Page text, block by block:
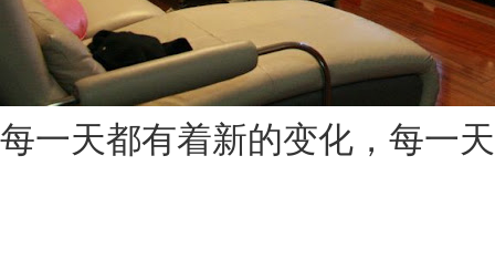
每一天都有着新的变化，每一